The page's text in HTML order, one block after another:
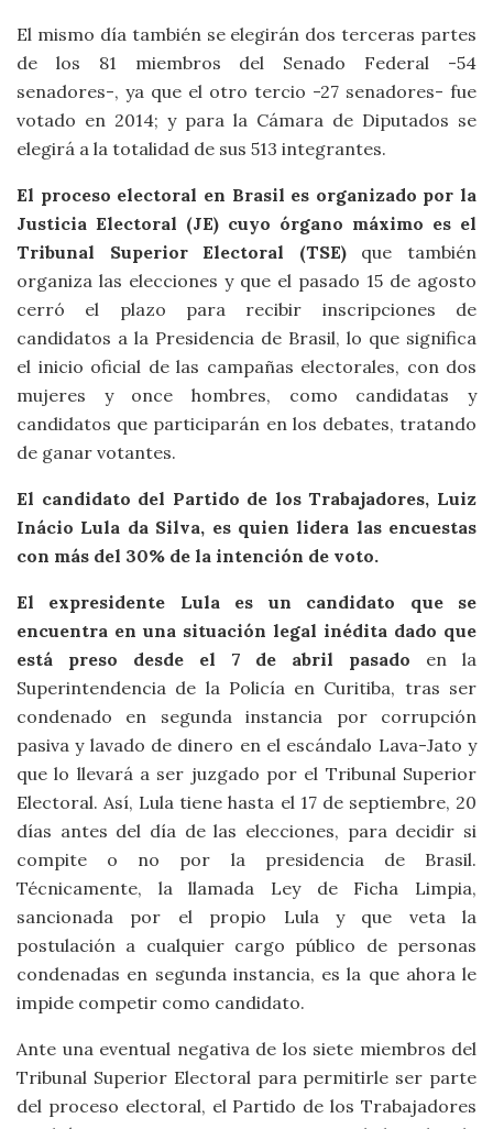
El mismo día también se elegirán dos terceras partes
de los 81 miembros del Senado Federal -54
senadores-, ya que el otro tercio -27 senadores- fue
votado en 2014; y para la Cámara de Diputados se
elegirá a la totalidad de sus 513 integrantes.
El proceso electoral en Brasil es organizado por la
Justicia Electoral (JE) cuyo órgano máximo es el
Tribunal Superior Electoral (TSE) que también
organiza las elecciones y que el pasado 15 de agosto
cerró el plazo para recibir inscripciones de
candidatos a la Presidencia de Brasil, lo que significa
el inicio oficial de las campañas electorales, con dos
mujeres y once hombres, como candidatas y
candidatos que participarán en los debates, tratando
de ganar votantes.
El candidato del Partido de los Trabajadores, Luiz
Inácio Lula da Silva, es quien lidera las encuestas
con más del 30% de la intención de voto.
El expresidente Lula es un candidato que se
encuentra en una situación legal inédita dado que
está preso desde el 7 de abril pasado en la
Superintendencia de la Policía en Curitiba, tras ser
condenado en segunda instancia por corrupción
pasiva y lavado de dinero en el escándalo Lava-Jato y
que lo llevará a ser juzgado por el Tribunal Superior
Electoral. Así, Lula tiene hasta el 17 de septiembre, 20
días antes del día de las elecciones, para decidir si
compite o no por la presidencia de Brasil.
Técnicamente, la llamada Ley de Ficha Limpia,
sancionada por el propio Lula y que veta la
postulación a cualquier cargo público de personas
condenadas en segunda instancia, es la que ahora le
impide competir como candidato.
Ante una eventual negativa de los siete miembros del
Tribunal Superior Electoral para permitirle ser parte
del proceso electoral, el Partido de los Trabajadores